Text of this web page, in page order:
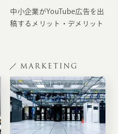
中小企業がYouTube広告を出
稿するメリット・デメリット
MARKETING